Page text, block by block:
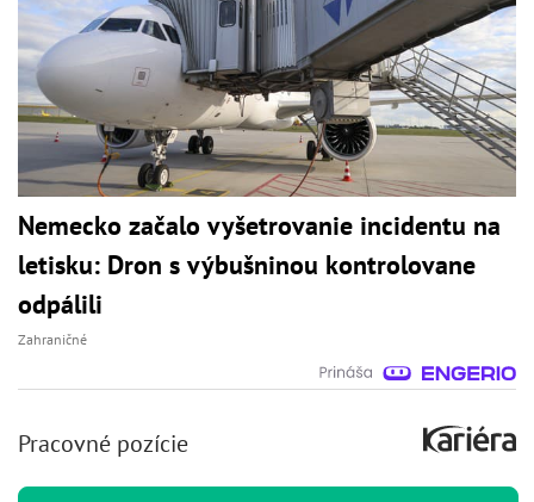
Nemecko začalo vyšetrovanie incidentu na
letisku: Dron s výbušninou kontrolovane
odpálili
Zahraničné
Pracovné pozície